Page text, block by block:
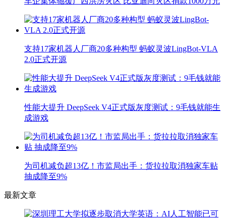
支持17家机器人厂商20多种构型 蚂蚁灵波LingBot-VLA
2.0正式开源
性能大提升 DeepSeek V4正式版灰度测试：9毛钱就能生
成游戏
为司机减负超13亿！市监局出手：货拉拉取消独家车贴
抽成降至9%
最新文章